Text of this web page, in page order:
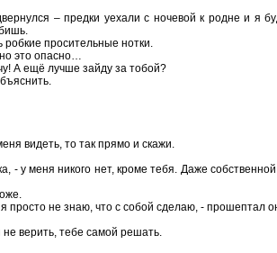
– предки уехали с ночевой к родне и я
робкие просительные нотки.
это опасно…
А ещё лучше зайду за тобой?
видеть, то так прямо и скажи.
- у меня никого нет, кроме тебя. Даже
не знаю, что с собой сделаю, - прошептал
верить, тебе самой решать.